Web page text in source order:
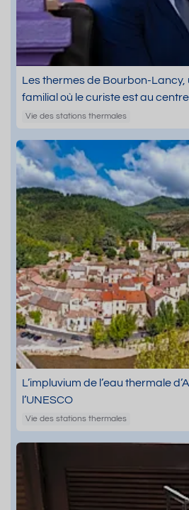
Les thermes de Bourbon-Lancy,
familial où le curiste est au
Vie des stations thermales
L’impluvium de l’eau thermale
l’UNESCO
Vie des stations thermales